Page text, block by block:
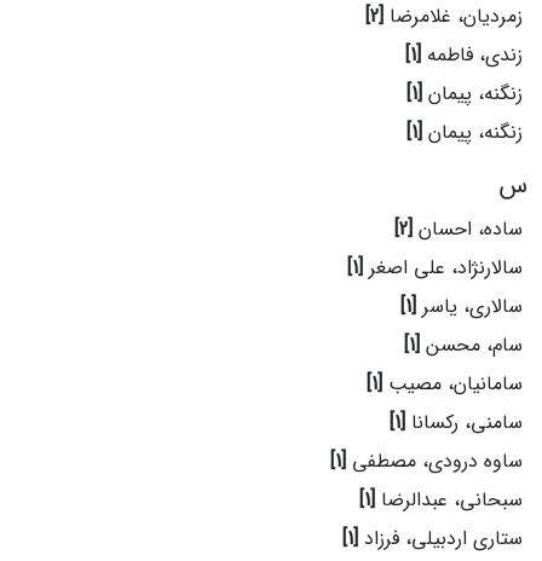
زمردیان، غلامرضا [2]
زندی، فاطمه [1]
زنگنه، پیمان [1]
زنگنه، پیمان [1]
س
ساده، احسان [2]
سالارنژاد، علی اصغر [1]
سالاری، یاسر [1]
سام، محسن [1]
سامانیان، مصیب [1]
سامنی، رکسانا [1]
ساوه درودی، مصطفی [1]
سبحانی، عبدالرضا [1]
ستاری اردبیلی، فرزاد [1]